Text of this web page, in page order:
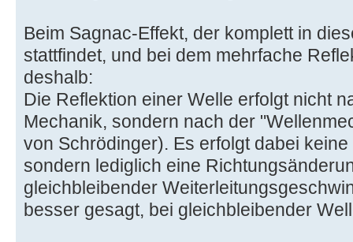
Beim Sagnac-Effekt, der komplett in
stattfindet, und bei dem mehrfache
deshalb:
Die Reflektion einer Welle erfolgt nicht
Mechanik, sondern nach der
von Schrödinger). Es erfolgt dabei
sondern lediglich eine
gleichbleibender
besser gesagt, bei gleichbleibender